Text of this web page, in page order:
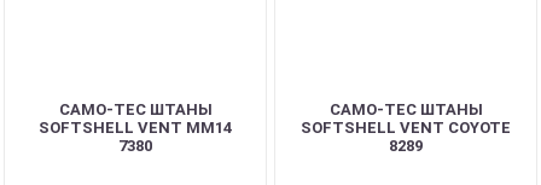
CAMO-TEC ШТАНЫ
SOFTSHELL VENT ММ14
7380
CAMO-TEC ШТАНЫ
SOFTSHELL VENT COYOTE
8289